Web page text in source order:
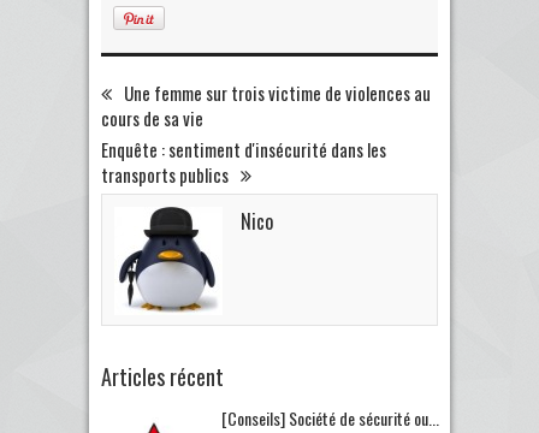
Une femme sur trois victime de violences au
cours de sa vie
Enquête : sentiment d'insécurité dans les
transports publics
Nico
Articles récent
[Conseils] Société de sécurité ou...